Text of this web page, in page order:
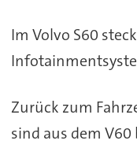
Im Volvo S60
Zurück zum
sind aus dem